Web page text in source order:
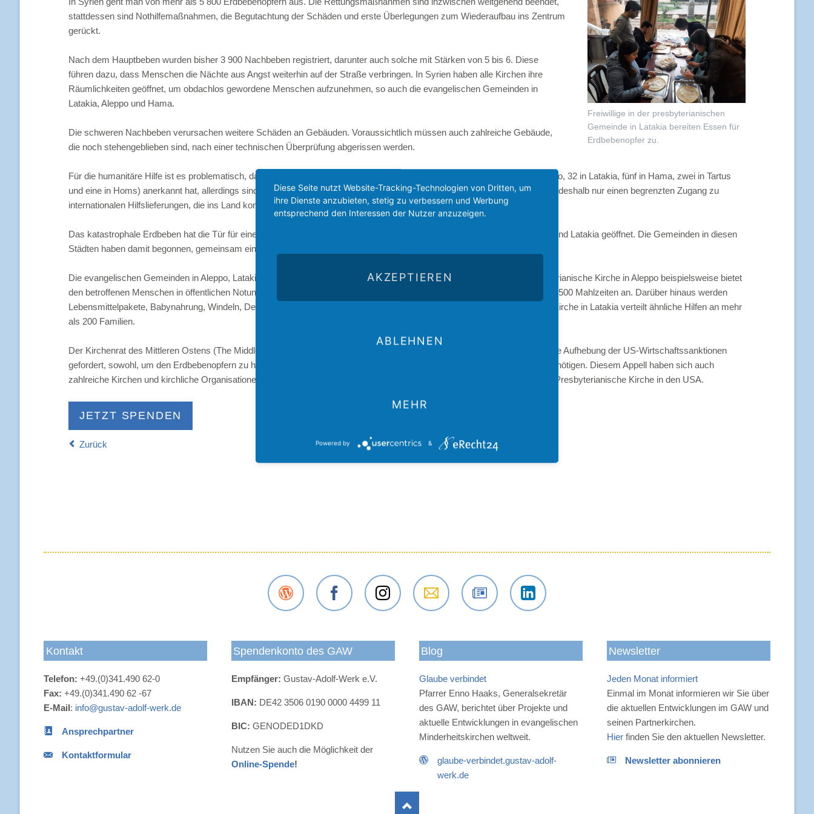
Jahresbericht
Geschichte
Jahresprojekt der Frauen
Links
Stiftungen
Gottesdienste zum Schulbeginn
Urlaub bei Freunden
Predigten und Predigthilfen
Werbemittel
Postkarten & Plakate
Corporate Design (intern)
Downloads (intern)
Freiwillige in der presbyterianischen
Gemeinde in Latakia bereiten Essen für
Erdbebenopfer zu.
stattdessen sind Nothilfemaßnahmen, die Begutachtung der Schäden und erste Überlegungen zum Wiederaufbau ins Zentrum
gerückt.
Nach dem Hauptbeben wurden bisher 3 900 Nachbeben registriert, darunter auch solche mit Stärken von 5 bis 6. Diese
führen dazu, dass Menschen die Nächte aus Angst weiterhin auf der Straße verbringen. In Syrien haben alle Kirchen ihre
Räumlichkeiten geöffnet, um obdachlos gewordene Menschen aufzunehmen, so auch die evangelischen Gemeinden in
Latakia, Aleppo und Hama.
Die schweren Nachbeben verursachen weitere Schäden an Gebäuden. Voraussichtlich müssen auch zahlreiche Gebäude,
die noch stehengeblieben sind, nach einer technischen Überprüfung abgerissen werden.
Für die humanitäre Hilfe ist es problematisch, dass die syrische Regierung zwar insgesamt 275 Notunterkünfte (235 in Aleppo, 32 in Latakia, fünf in Hama, zwei in Tartus
und eine in Homs) anerkannt hat, allerdings sind darunter keine, die von NGOs oder Kirchen betrieben werden. Diese haben deshalb nur einen begrenzten Zugang zu
internationalen Hilfslieferungen, die ins Land kommen, und sind auf eigene Spenden angewiesen.
Das katastrophale Erdbeben hat die Tür für eine verstärkte ökumenische Arbeit zwischen verschiedenen Kirchen in Aleppo und Latakia geöffnet. Die Gemeinden in diesen
Städten haben damit begonnen, gemeinsam ein Konzept für die Zeit nach der Katastrophe auszuarbeiten.
Die evangelischen Gemeinden in Aleppo, Latakia und Hama waren und sind voll in die Hilfsarbeit eingebunden. Die Presbyterianische Kirche in Aleppo beispielsweise bietet
den betroffenen Menschen in öffentlichen Notunterkünften und in ihren teilweise beschädigten Häusern täglich etwa 800 bis 1500 Mahlzeiten an. Darüber hinaus werden
Lebensmittelpakete, Babynahrung, Windeln, Decken und Kleidung an mehr als 500 Familien verteilt. Die Presbyterianische Kirche in Latakia verteilt ähnliche Hilfen an mehr
als 200 Familien.
Der Kirchenrat des Mittleren Ostens (The Middle East Council of Churches) und der Ökumenische Rat der Kirchen haben die Aufhebung der US-Wirtschaftssanktionen
gefordert, sowohl, um den Erdbebenopfern zu helfen, als auch den Zivilisten in ganz Syrien, die dringend humanitäre Hilfe benötigen. Diesem Appell haben sich auch
zahlreiche Kirchen und kirchliche Organisationen in den USA angeschlossen, darunter die Evangelisch-Lutherische und die Presbyterianische Kirche in den USA.
JETZT SPENDEN
Zurück
Adolf-
Werk
Blog
Adolf-
Werk
bei
Werk
Gustav-
Adolf-
Werk
Gustav-
Adolf-
Werks
Werk
LinkedIn
Kontakt
Telefon: +49.(0)341.490 62-0
Fax: +49.(0)341.490 62 -67
E-Mail: info@gustav-adolf-werk.de
Ansprechpartner
Kontaktformular
Spendenkonto des GAW
Empfänger: Gustav-Adolf-Werk e.V.
IBAN: DE42 3506 0190 0000 4499 11
BIC: GENODED1DKD
Nutzen Sie auch die Möglichkeit der
Online-Spende!
Blog
Glaube verbindet
Pfarrer Enno Haaks, Generalsekretär
des GAW, berichtet über Projekte und
aktuelle Entwicklungen in evangelischen
Minderheitskirchen weltweit.
glaube-verbindet.gustav-adolf-
werk.de
Newsletter
Jeden Monat informiert
Einmal im Monat informieren wir Sie über
die aktuellen Entwicklungen im GAW und
seinen Partnerkirchen.
Hierfinden Sie den aktuellen Newsletter.
Newsletter abonnieren
Diese Seite nutzt Website-Tracking-Technologien von Dritten, um
ihre Dienste anzubieten, stetig zu verbessern und Werbung
entsprechend den Interessen der Nutzer anzuzeigen.
AKZEPTIEREN
ABLEHNEN
MEHR
Powered by &